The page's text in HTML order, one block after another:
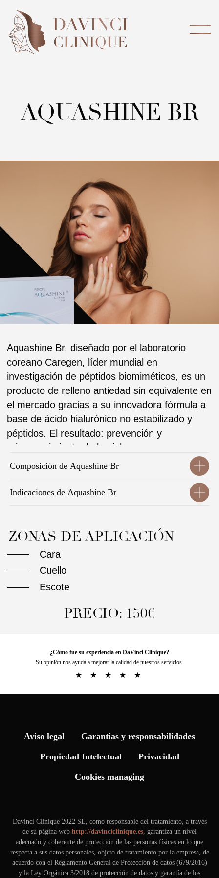
Aquashine Br, diseñado por el laboratorio
coreano Caregen, líder mundial en
investigación de péptidos biomiméticos, es un
producto de relleno antiedad sin equivalente en
el mercado gracias a su innovadora fórmula a
base de ácido hialurónico no estabilizado y
péptidos. El resultado: prevención y
rejuvenecimiento de la piel.
Composición de Aquashine Br
Indicaciones de Aquashine Br
Cara
Cuello
Escote
ZONAS DE APLICACIÓN
PRECIO: 150€
¿Cómo fue su experiencia en DaVinci Clinique?
Su opinión nos ayuda a mejorar la calidad de nuestros servicios.
★ ★ ★ ★ ★
Aviso legal Garantías y responsabilidades
Propiedad Intelectual Privacidad
Cookies managing
Davinci Clinique 2022 SL, como responsable del tratamiento, a través
de su página web http://davinciclinique.es, garantiza un nivel
adecuado y coherente de protección de las personas físicas en lo que
respecta a sus datos personales, objeto de tratamiento por la empresa, de
acuerdo con el Reglamento General de Protección de datos (679/2016)
y la Ley Orgánica 3/2018 de protección de datos y garantía de los